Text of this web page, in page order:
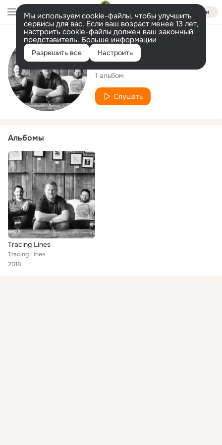
Войти
Мы используем cookie-файлы, чтобы улучшить
сервисы для вас. Если ваш возраст менее 13 лет,
настроить cookie-файлы должен ваш законный
представитель. Больше информации
Разрешить все Настроить
Исполнитель
Tracing Lines
1 альбом
Слушать
Альбомы
Tracing Lines
Tracing Lines
2018